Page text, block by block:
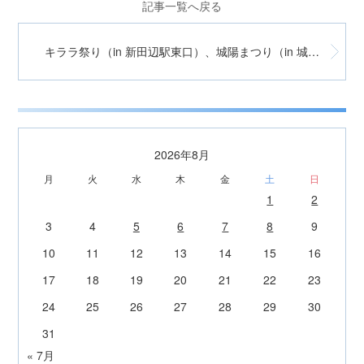
記事一覧へ戻る
キララ祭り（in 新田辺駅東口）、城陽まつり（in 城陽駅前）
2026年8月
月 火 水 木 金 土 日
1
2
3
4 5 6 7 8
9
10
11 12 13 14 15
16
17
18 19 20 21 22
23
24
25 26 27 28 29
30
31
« 7月